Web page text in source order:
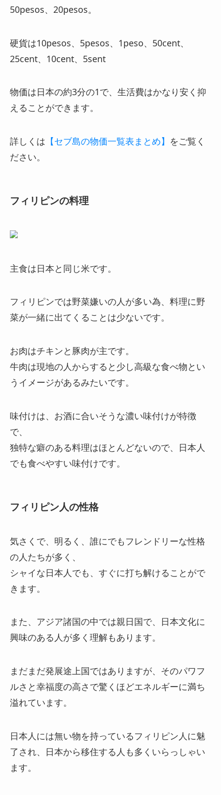
50pesos、20pesos。
硬貨は10pesos、5pesos、1peso、50cent、
25cent、10cent、5sent
物価は日本の約3分の1で、生活費はかなり安く抑
えることができます。
詳しくは 【セブ島の物価一覧表まとめ】 をご覧く
ださい。
フィリピンの料理
主食は日本と同じ米です。
フィリピンでは野菜嫌いの人が多い為、料理に野
菜が一緒に出てくることは少ないです。
お肉はチキンと豚肉が主です。
牛肉は現地の人からすると少し高級な食べ物とい
うイメージがあるみたいです。
味付けは、お酒に合いそうな濃い味付けが特徴
で、
独特な癖のある料理はほとんどないので、日本人
でも食べやすい味付けです。
フィリピン人の性格
気さくで、明るく、誰にでもフレンドリーな性格
の人たちが多く、
シャイな日本人でも、すぐに打ち解けることがで
きます。
また、アジア諸国の中では親日国で、日本文化に
興味のある人が多く理解もあります。
まだまだ発展途上国ではありますが、そのパワフ
ルさと幸福度の高さで驚くほどエネルギーに満ち
溢れています。
日本人には無い物を持っているフィリピン人に魅
了され、日本から移住する人も多くいらっしゃい
ます。